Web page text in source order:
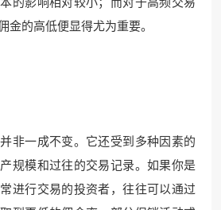
金的高低便显得尤为重要。
非一成不变。它还受到多种因素的
规模和过往的交易记录。如果你是
进行交易的投资者，往往可以通过